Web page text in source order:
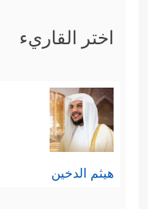
اختر القاريء
هيثم الدخين